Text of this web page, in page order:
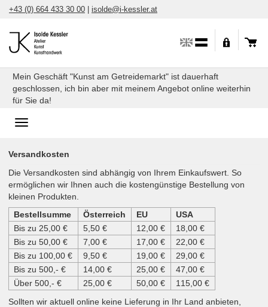
Direkt
+43 (0) 664 433 30 00 | isolde@i-kessler.at
Mein Geschäft "Kunst am Getreidemarkt" ist dauerhaft
geschlossen, ich bin aber mit meinem Angebot online weiterhin
für Sie da!
Toggle
Versandkosten
Die Versandkosten sind abhängig von Ihrem Einkaufswert. So
ermöglichen wir Ihnen auch die kostengünstige Bestellung von
kleinen Produkten.
Bestellsumme
Österreich EU
USA
Bis zu 25,00 €
5,50 € 12,00 €
18,00 €
Bis zu 50,00 €
7,00 € 17,00 €
22,00 €
Bis zu 100,00 €
9,50 € 19,00 €
29,00 €
Bis zu 500,- €
14,00 € 25,00 €
47,00 €
Über 500,- €
25,00 € 50,00 €
115,00 €
Sollten wir aktuell online keine Lieferung in Ihr Land anbieten,